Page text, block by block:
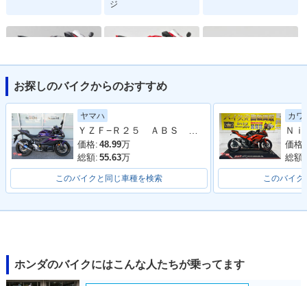
ジ
2020年 CBR250R
R・マイナーチェン
ジ
ジ
R・カラーチェンジ
お探しのバイクからのおすすめ
ヤマハ
価格: 48.99万
総額: 55.63万
このバイクと同じ車種を検索
カワ
価格:
総額:
このバイ
ホンダのバイクにはこんな人たちが乗ってます